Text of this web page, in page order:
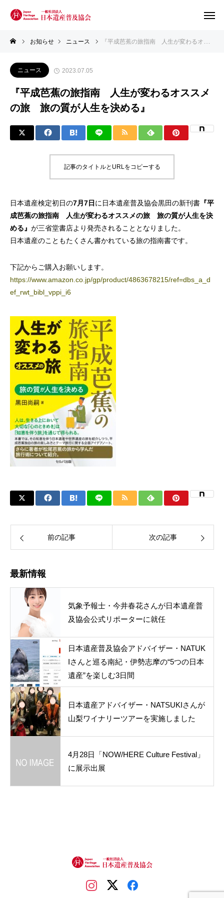
お知らせ ニュース 『平成芭蕉の旅指南 人生が変わるオススメの旅 旅の質が人生を決める』
ニュース 2023.07.05
『平成芭蕉の旅指南 人生が変わるオススメ
の旅 旅の質が人生を決める』
記事のタイトルとURLをコピーする
日本遺産検定初日の7月7日 に日本遺産普及協会黒田の新刊書 『平
成芭蕉の旅指南 人生が変わるオススメの旅 旅の質が人生を決
める』 が三省堂書店より発売されることとなりました。
日本遺産のこともたくさん書かれている旅の指南書です。
下記からご購入お願いします。
https://www.amazon.co.jp/gp/product/4863678215/ref=dbs_a_d
ef_rwt_bibl_vppi_i6
前の記事 次の記事
最新情報
気象予報士・今井春花さんが日本遺産普
及協会公式リポーターに就任
日本遺産普及協会アドバイザー・NATUK
Iさんと巡る南紀・伊勢志摩の“5つの日本
遺産”を楽しむ3日間
日本遺産アドバイザー・NATSUKIさんが
山梨ワイナリーツアーを実施しました
4月28日「NOW/HERE Culture Festival」
に展示出展